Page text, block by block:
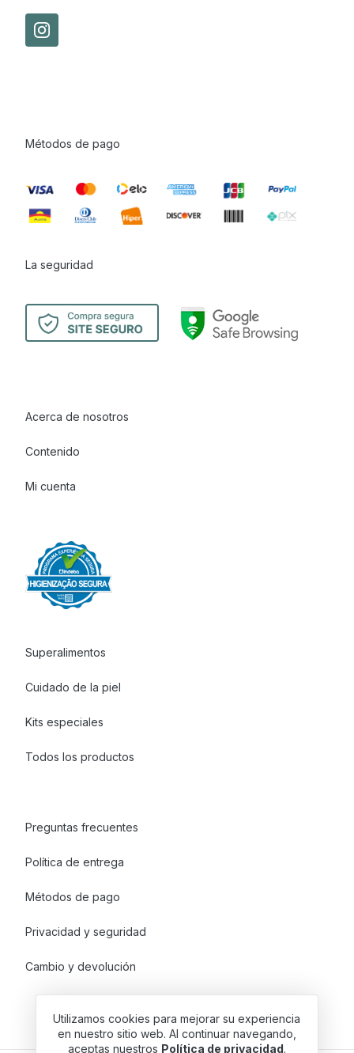
Métodos de pago
La seguridad
Acerca de nosotros
Contenido
Mi cuenta
Superalimentos
Cuidado de la piel
Kits especiales
Todos los productos
Preguntas frecuentes
Política de entrega
Métodos de pago
Privacidad y seguridad
Cambio y devolución
Utilizamos cookies para mejorar su experiencia
en nuestro sitio web. Al continuar navegando,
aceptas nuestros Política de privacidad.